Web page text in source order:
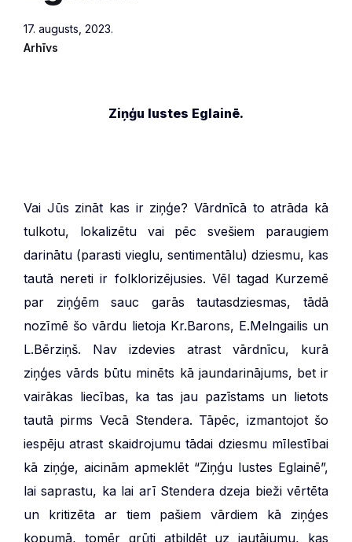
17. augusts, 2023.
Arhīvs
Ziņģu lustes Eglainē.
Vai Jūs zināt kas ir ziņģe? Vārdnīcā to atrāda kā
tulkotu, lokalizētu vai pēc svešiem paraugiem
darinātu (parasti vieglu, sentimentālu) dziesmu, kas
tautā nereti ir folklorizējusies. Vēl tagad Kurzemē
par ziņģēm sauc garās tautasdziesmas, tādā
nozīmē šo vārdu lietoja Kr.Barons, E.Melngailis un
L.Bērziņš. Nav izdevies atrast vārdnīcu, kurā
ziņģes vārds būtu minēts kā jaundarinājums, bet ir
vairākas liecības, ka tas jau pazīstams un lietots
tautā pirms Vecā Stendera. Tāpēc, izmantojot šo
iespēju atrast skaidrojumu tādai dziesmu mīlestībai
kā ziņģe, aicinām apmeklēt “Ziņģu lustes Eglainē”,
lai saprastu, ka lai arī Stendera dzeja bieži vērtēta
un kritizēta ar tiem pašiem vārdiem kā ziņģes
kopumā, tomēr grūti atbildēt uz jautājumu, kas